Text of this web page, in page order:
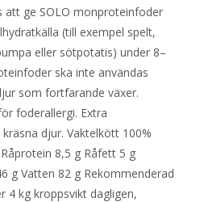
att ge SOLO monproteinfoder
(till exempel spelt,
eller sötpotatis) under 8–
ska inte användas
som fortfarande växer.
foderallergi. Extra
djur. Vaktelkött 100%
8,5 g Råfett 5 g
g Vatten 82 g Rekommenderad
4 kg kroppsvikt dagligen,